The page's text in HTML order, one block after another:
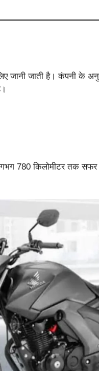
जानी जाती है। कंपनी के
780 किलोमीटर तक सफर